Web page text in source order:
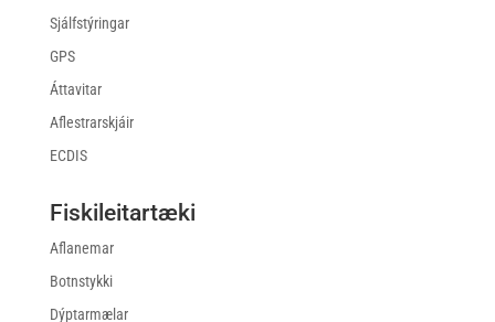
Sjálfstýringar
GPS
Áttavitar
Aflestrarskjáir
ECDIS
Fiskileitartæki
Aflanemar
Botnstykki
Dýptarmælar